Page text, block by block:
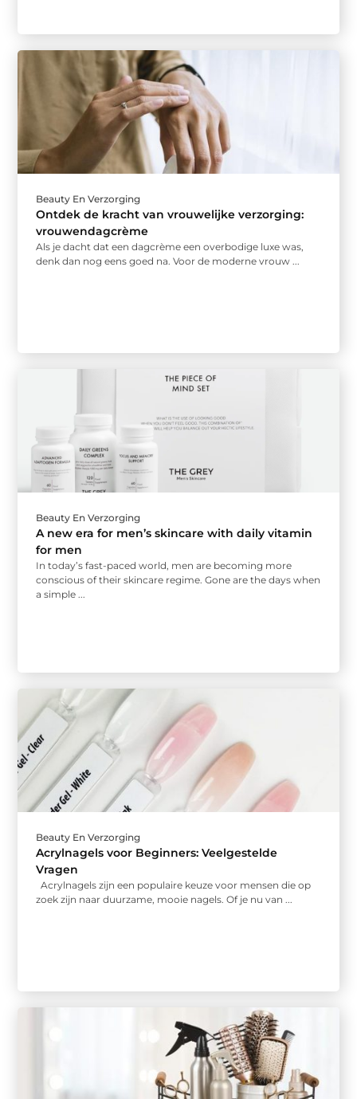
Beauty En Verzorging
Ontdek de kracht van vrouwelijke verzorging:
vrouwendagcrème
Als je dacht dat een dagcrème een overbodige luxe was,
denk dan nog eens goed na. Voor de moderne vrouw ...
Beauty En Verzorging
A new era for men’s skincare with daily vitamin
for men
In today’s fast-paced world, men are becoming more
conscious of their skincare regime. Gone are the days when
a simple ...
Beauty En Verzorging
Acrylnagels voor Beginners: Veelgestelde
Vragen
Acrylnagels zijn een populaire keuze voor mensen die op
zoek zijn naar duurzame, mooie nagels. Of je nu van ...